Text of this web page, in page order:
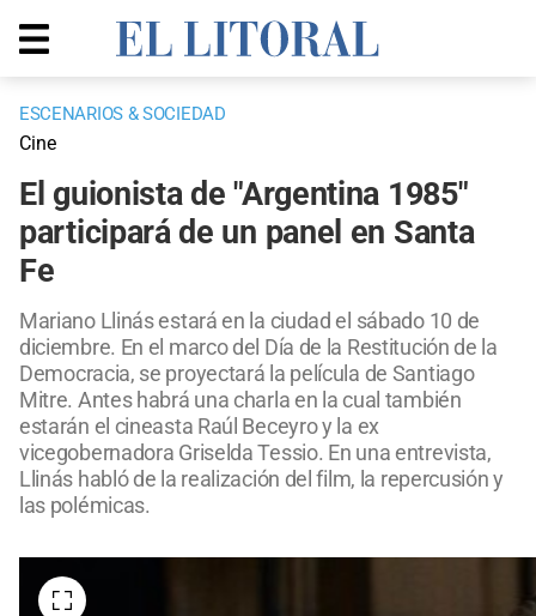
ESCENARIOS & SOCIEDAD
Cine
El guionista de "Argentina 1985"
participará de un panel en Santa
Fe
Mariano Llinás estará en la ciudad el sábado 10 de
diciembre. En el marco del Día de la Restitución de la
Democracia, se proyectará la película de Santiago
Mitre. Antes habrá una charla en la cual también
estarán el cineasta Raúl Beceyro y la ex
vicegobernadora Griselda Tessio. En una entrevista,
Llinás habló de la realización del film, la repercusión y
las polémicas.